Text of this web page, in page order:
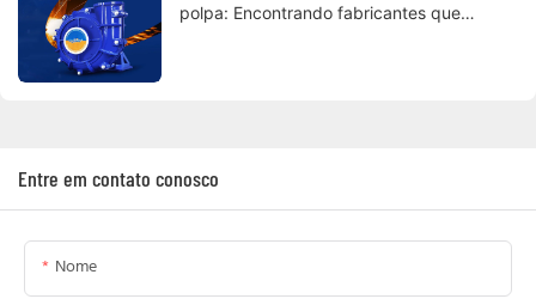
polpa: Encontrando fabricantes que
Entre em contato conosco
Nome